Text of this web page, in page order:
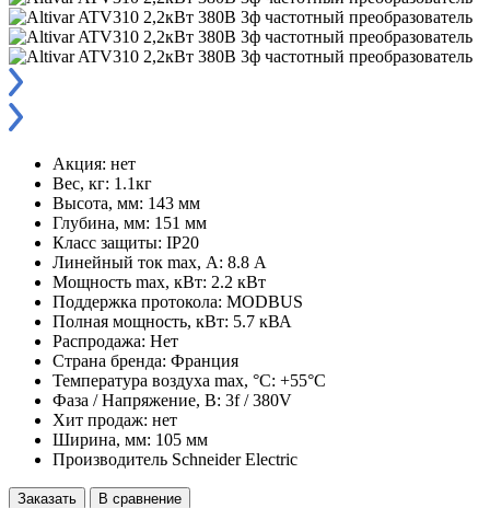
Акция: нет
Вес, кг: 1.1кг
Высота, мм: 143 мм
Глубина, мм: 151 мм
Класс защиты: IP20
Линейный ток max, А: 8.8 А
Мощность max, кВт: 2.2 кВт
Поддержка протокола: MODBUS
Полная мощность, кВт: 5.7 кВА
Распродажа: Нет
Страна бренда: Франция
Температура воздуха max, °С: +55°С
Фаза / Напряжение, В: 3f / 380V
Хит продаж: нет
Ширина, мм: 105 мм
Производитель Schneider Electric
Заказать
В сравнение